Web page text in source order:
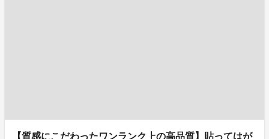
【質感にこだわったワンランク上の高品質】貼ってはが